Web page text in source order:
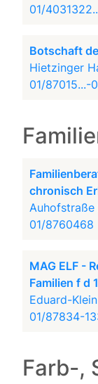
01/
Botschaft
Hietzinger
01/87015...-0
chronisch
Auhofstraße
01/8760468
MAG ELF -
Familien f d
Eduard-
01/87834-
Farb-,